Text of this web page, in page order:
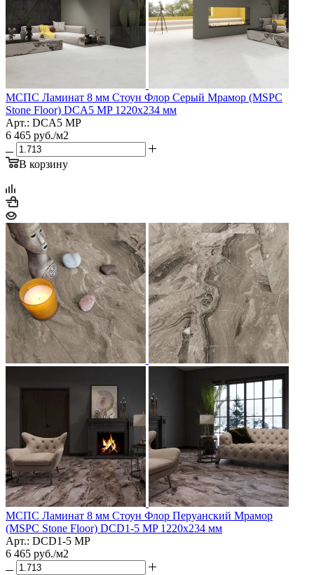
МСПС Ламинат 8 мм Стоун Флор Серый Мрамор (MSPC
Stone Floor) DCA5 MP 1220х234 мм
Арт.: DCA5 MP
6 465 руб./м2
В корзину
МСПС Ламинат 8 мм Стоун Флор Перуанский Мрамор
(MSPC Stone Floor) DCD1-5 MP 1220х234 мм
Арт.: DCD1-5 MP
6 465 руб./м2